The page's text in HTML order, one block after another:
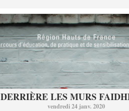
DERRIÈRE LES MURS
vendredi 24 janv. 2020